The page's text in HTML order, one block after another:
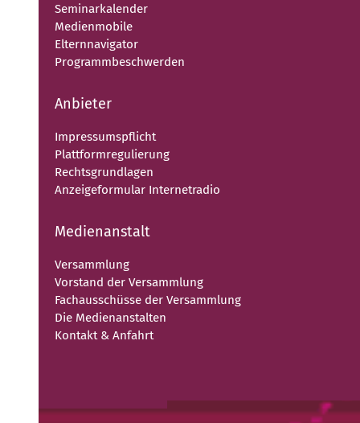
Seminarkalender
Medienmobile
Elternnavigator
Programmbeschwerden
Anbieter
Impressumspflicht
Plattformregulierung
Rechtsgrundlagen
Anzeigeformular Internetradio
Medienanstalt
Versammlung
Vorstand der Versammlung
Fachausschüsse der Versammlung
Die Medienanstalten
Kontakt & Anfahrt